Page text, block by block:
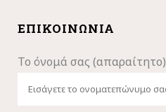
ΕΠΙΚΟΙΝΩΝΊΑ
Το όνομά σας (απαραίτητο)